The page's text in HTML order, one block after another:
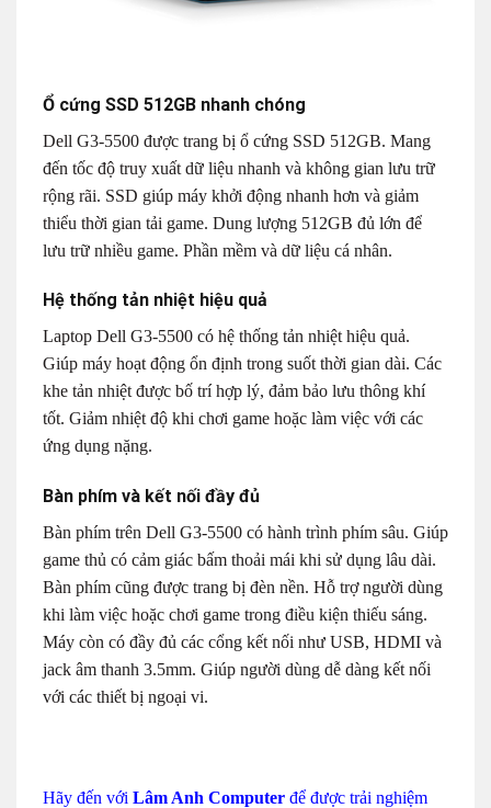
Ổ cứng SSD 512GB nhanh chóng
Dell G3-5500 được trang bị ổ cứng SSD 512GB. Mang
đến tốc độ truy xuất dữ liệu nhanh và không gian lưu trữ
rộng rãi. SSD giúp máy khởi động nhanh hơn và giảm
thiểu thời gian tải game. Dung lượng 512GB đủ lớn để
lưu trữ nhiều game. Phần mềm và dữ liệu cá nhân.
Hệ thống tản nhiệt hiệu quả
Laptop Dell G3-5500 có hệ thống tản nhiệt hiệu quả.
Giúp máy hoạt động ổn định trong suốt thời gian dài. Các
khe tản nhiệt được bố trí hợp lý, đảm bảo lưu thông khí
tốt. Giảm nhiệt độ khi chơi game hoặc làm việc với các
ứng dụng nặng.
Bàn phím và kết nối đầy đủ
Bàn phím trên Dell G3-5500 có hành trình phím sâu. Giúp
game thủ có cảm giác bấm thoải mái khi sử dụng lâu dài.
Bàn phím cũng được trang bị đèn nền. Hỗ trợ người dùng
khi làm việc hoặc chơi game trong điều kiện thiếu sáng.
Máy còn có đầy đủ các cổng kết nối như USB, HDMI và
jack âm thanh 3.5mm. Giúp người dùng dễ dàng kết nối
với các thiết bị ngoại vi.
Hãy đến với Lâm Anh Computer để được trải nghiệm